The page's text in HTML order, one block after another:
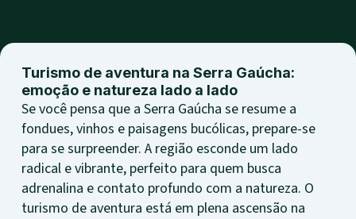
Turismo de aventura na Serra Gaúcha:
emoção e natureza lado a lado
Se você pensa que a Serra Gaúcha se resume a
fondues, vinhos e paisagens bucólicas, prepare-se
para se surpreender. A região esconde um lado
radical e vibrante, perfeito para quem busca
adrenalina e contato profundo com a natureza. O
turismo de aventura está em plena ascensão na